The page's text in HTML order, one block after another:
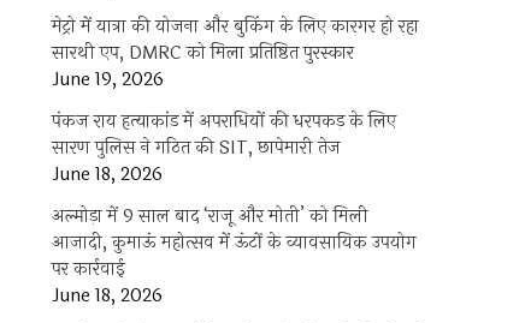
मेट्रो में यात्रा की योजना और बुकिंग के लिए कारगर हो रहा
सारथी एप, DMRC को मिला प्रतिष्ठित पुरस्कार
June 19, 2026
पंकज राय हत्याकांड में अपराधियों की धरपकड़ के लिए
सारण पुलिस ने गठित की SIT, छापेमारी तेज
June 18, 2026
अल्मोड़ा में 9 साल बाद ‘राजू और मोती’ को मिली
आजादी, कुमाऊं महोत्सव में ऊंटों के व्यावसायिक उपयोग
पर कार्रवाई
June 18, 2026